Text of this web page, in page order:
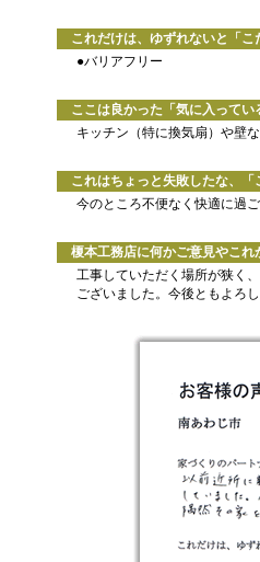
これだけは、ゆずれないと「こ
●バリアフリー
ここは良かった「気に入ってい
キッチン（特に換気扇）や壁
これはちょっと失敗したな、「
今のところ不便なく快適に過
榎本工務店に何かご意見やこれ
工事していただく場所が狭く
ございました。今後ともよろ